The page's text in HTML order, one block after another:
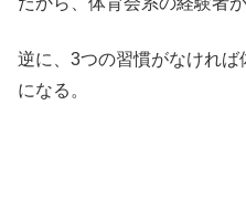
逆に、3つの習慣がなければ
になる。